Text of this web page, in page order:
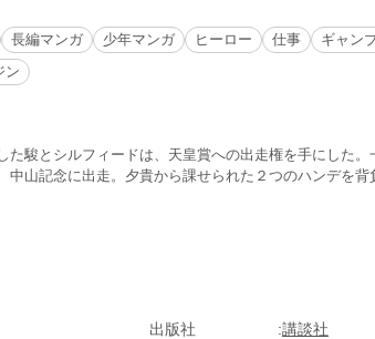
長編マンガ 少年マンガ ヒーロー 仕事
ギャン
ン
た駿とシルフィードは、天皇賞への出走権を手にした
中山記念に出走。夕貴から課せられた２つのハンデを
出版社 講談社